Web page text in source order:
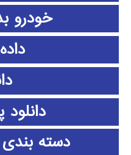
خودرو
دانلود
دسته